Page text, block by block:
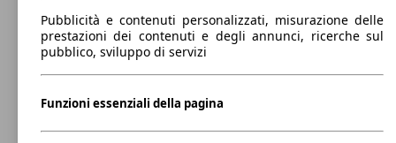
Lunghezza
4320 mm
Altezza
1430 mm
Larghezza
Peso massimo
1845 kg
Pubblicità e contenuti personalizzati, misurazione delle
prestazioni dei contenuti e degli annunci, ricerche sul
pubblico, sviluppo di servizi
Funzioni essenziali della pagina